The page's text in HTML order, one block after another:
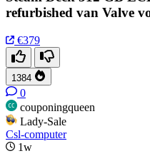
refurbished van Valve
€379
1384
0
couponingqueen
Lady-Sale
Csl-computer
1w